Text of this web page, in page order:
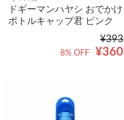
ドギーマンハヤシ おでかけ
ボトルキャップ君 ピンク
¥393
¥360
8% OFF